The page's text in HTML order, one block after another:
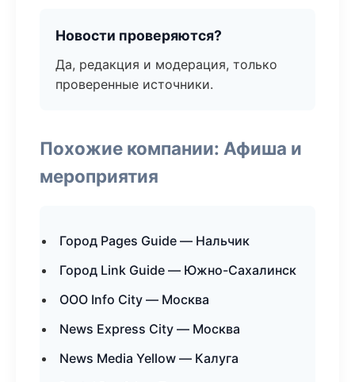
Новости проверяются?
Да, редакция и модерация, только
проверенные источники.
Похожие компании: Афиша и
мероприятия
Город Pages Guide — Нальчик
Город Link Guide — Южно-Сахалинск
ООО Info City — Москва
News Express City — Москва
News Media Yellow — Калуга